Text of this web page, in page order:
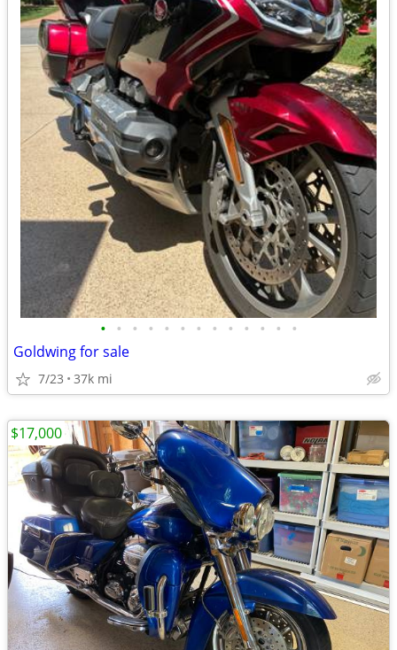
• • • • • • • • • • • • •
Goldwing for sale
7/23 37k mi
$17,000